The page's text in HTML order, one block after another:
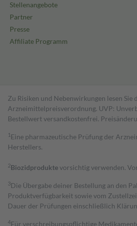
Stellenangebote
Partner
Presse
Affiliate Programm
Zu Risiken und Nebenwirkungen lesen
Arzneimittelpreisverordnung. UVP:
Bestell­wert versand­kosten­frei.
1 Eine pharmazeutische Prüfung der
Herstellers.
2Biozidproduktevorsichtig verwenden.
3Die Übergabe deiner Bestellung an den
Produktverfügbarkeit sowie vom
Dauer der Prüfungen einschließlich
4Für verschreibungspflichtige